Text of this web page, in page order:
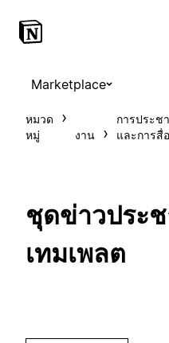
Marketplace
หมวด
หมู่
งาน
การประช
และการสื่
ชุดข่าวประ
เทมเพลต